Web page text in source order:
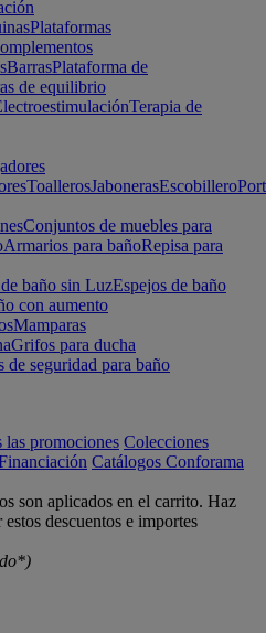
Plataformas
BarrasPlataforma de
de equilibrio
Terapia de
ToallerosJabonerasEscobillero
Conjuntos de muebles para
Armarios para bañoRepisa para
baño sin LuzEspejos de baño
con aumento
Mamparas
Grifos para ducha
de seguridad para baño
las promociones Colecciones
Catálogos Conforama
son aplicados en el carrito. Haz
descuentos e importes